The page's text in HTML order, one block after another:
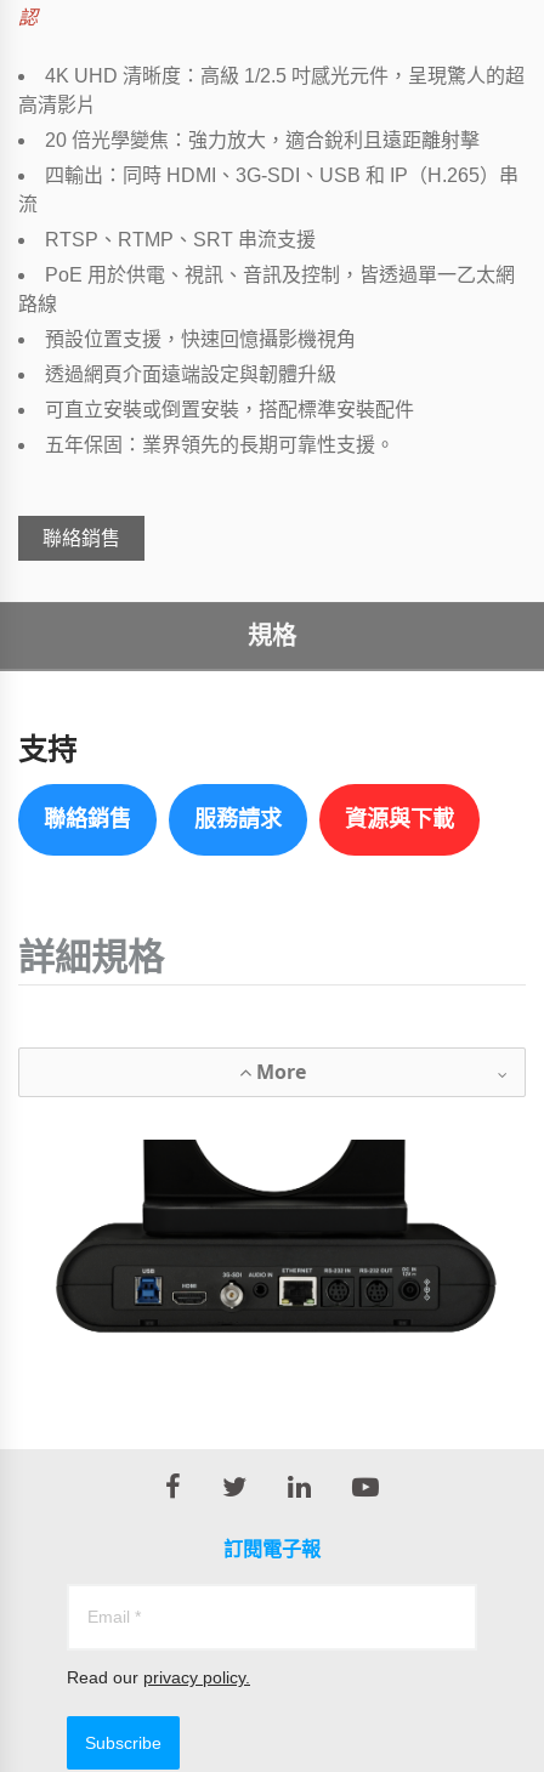
認
4K UHD 清晰度：高級 1/2.5 吋感光元件，呈現驚人的超
高清影片
20 倍光學變焦：強力放大，適合銳利且遠距離射擊
四輸出：同時 HDMI、3G-SDI、USB 和 IP（H.265）串
流
RTSP、RTMP、SRT 串流支援
PoE 用於供電、視訊、音訊及控制，皆透過單一乙太網
路線
預設位置支援，快速回憶攝影機視角
透過網頁介面遠端設定與韌體升級
可直立安裝或倒置安裝，搭配標準安裝配件
五年保固：業界領先的長期可靠性支援。
聯絡銷售
規格
支持
聯絡銷售 服務請求 資源與下載
詳細規格
More
訂閱電子報
Read our privacy policy.
Subscribe